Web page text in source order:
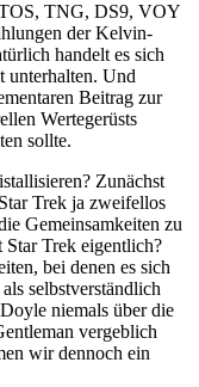
TNG, DS9, VOY
der Kelvin-
handelt es sich
unterhalten. Und
Beitrag zur
Wertegerüsts
sollte.
Zunächst
Trek ja zweifellos
Gemeinsamkeiten zu
Star Trek eigentlich?
bei denen es sich
selbstverständlich
niemals über die
vergeblich
wir dennoch ein